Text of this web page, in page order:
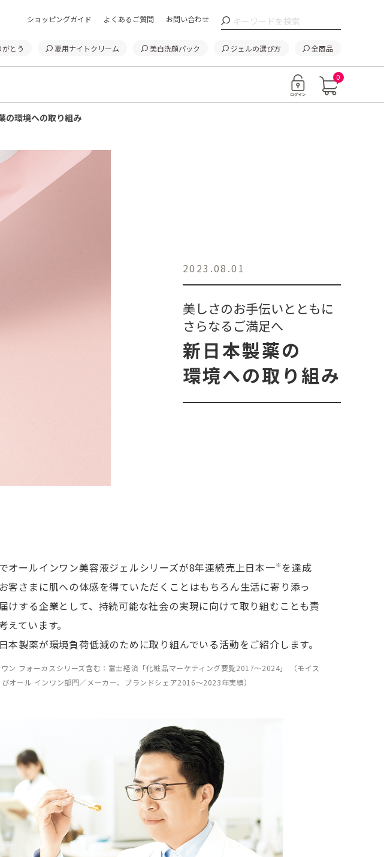
ショッピングガイド よくあるご質問 お問い合わせ
とう 夏用ナイトクリーム 美白洗顔パック ジェルの選び方 全商品
0
の環境への取り組み
2023.08.01
美しさのお手伝いとともに
さらなるご満足へ
新日本製薬の
環境への取り組み
オールインワン美容液ジェルシリーズが8年連続売上日本一※を達成
客さまに肌への体感を得ていただくことはもちろん生活に寄り添っ
けする企業として、持続可能な社会の実現に向けて取り組むことも責
えています。
本製薬が環境負荷低減のために取り組んでいる活動をご紹介します。
ン フォーカスシリーズ含む：富士経済「化粧品マーケティング要覧2017～2024」 （モイス
オール インワン部門／メーカー、ブランドシェア2016～2023年実績）